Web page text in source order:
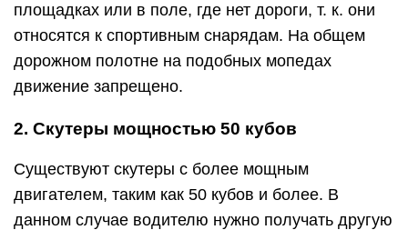
площадках или в поле, где нет дороги, т. к. они
относятся к спортивным снарядам. На общем
дорожном полотне на подобных мопедах
движение запрещено.
2. Скутеры мощностью 50 кубов
Существуют скутеры с более мощным
двигателем, таким как 50 кубов и более. В
данном случае водителю нужно получать другую